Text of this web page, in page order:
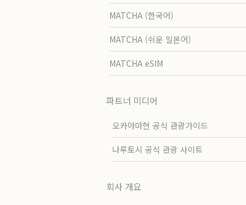
MATCHA (한국어)
MATCHA (쉬운 일본어)
MATCHA eSIM
파트너 미디어
오카야마현 공식 관광가이드
나루토시 공식 관광 사이트
회사 개요